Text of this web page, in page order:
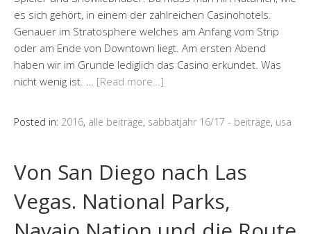
es sich gehört, in einem der zahlreichen Casinohotels.
Genauer im Stratosphere welches am Anfang vom Strip
oder am Ende von Downtown liegt. Am ersten Abend
haben wir im Grunde lediglich das Casino erkundet. Was
nicht wenig ist. … [Read more…]
Posted in: 2016, alle beiträge, sabbatjahr 16/17 - beiträge, usa
Von San Diego nach Las
Vegas. National Parks,